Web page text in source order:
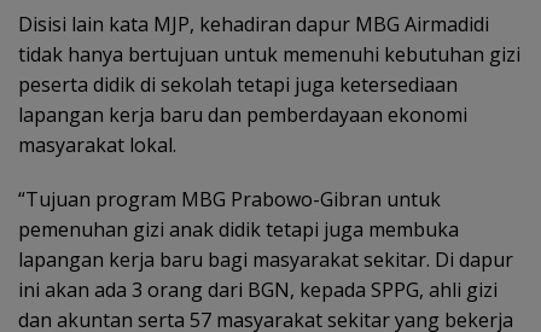
Disisi lain kata MJP, kehadiran dapur MBG Airmadidi
tidak hanya bertujuan untuk memenuhi kebutuhan gizi
peserta didik di sekolah tetapi juga ketersediaan
lapangan kerja baru dan pemberdayaan ekonomi
masyarakat lokal.
“Tujuan program MBG Prabowo-Gibran untuk
pemenuhan gizi anak didik tetapi juga membuka
lapangan kerja baru bagi masyarakat sekitar. Di dapur
ini akan ada 3 orang dari BGN, kepada SPPG, ahli gizi
dan akuntan serta 57 masyarakat sekitar yang bekerja